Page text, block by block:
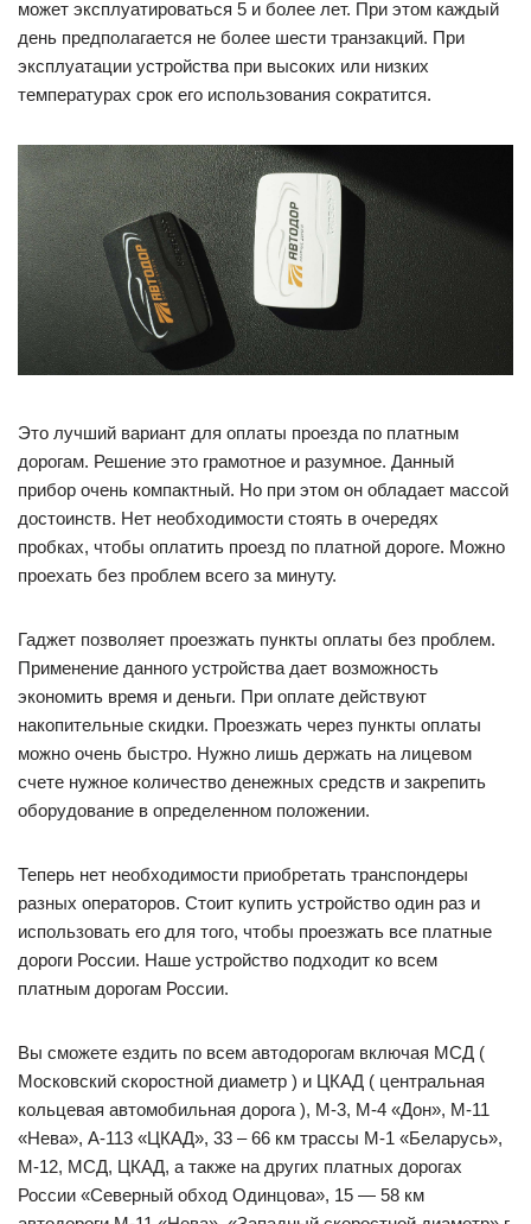
может эксплуатироваться 5 и более лет. При этом каждый
день предполагается не более шести транзакций. При
эксплуатации устройства при высоких или низких
температурах срок его использования сократится.
Это лучший вариант для оплаты проезда по платным
дорогам. Решение это грамотное и разумное. Данный
прибор очень компактный. Но при этом он обладает массой
достоинств. Нет необходимости стоять в очередях
пробках, чтобы оплатить проезд по платной дороге. Можно
проехать без проблем всего за минуту.
Гаджет позволяет проезжать пункты оплаты без проблем.
Применение данного устройства дает возможность
экономить время и деньги. При оплате действуют
накопительные скидки. Проезжать через пункты оплаты
можно очень быстро. Нужно лишь держать на лицевом
счете нужное количество денежных средств и закрепить
оборудование в определенном положении.
Теперь нет необходимости приобретать транспондеры
разных операторов. Стоит купить устройство один раз и
использовать его для того, чтобы проезжать все платные
дороги России. Наше устройство подходит ко всем
платным дорогам России.
Вы сможете ездить по всем автодорогам включая МСД (
Московский скоростной диаметр ) и ЦКАД ( центральная
кольцевая автомобильная дорога ), М-3, М-4 «Дон», М-11
«Нева», А-113 «ЦКАД», 33 – 66 км трассы М-1 «Беларусь»,
М-12, МСД, ЦКАД, а также на других платных дорогах
России «Северный обход Одинцова», 15 — 58 км